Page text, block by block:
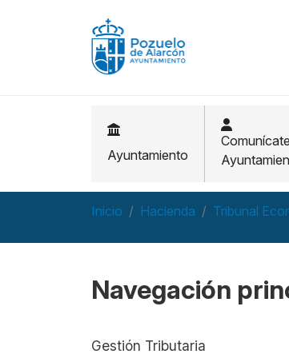
Ayuntamiento
Inicio Hacienda Tribunal
Navegación
Gestión Tributaria